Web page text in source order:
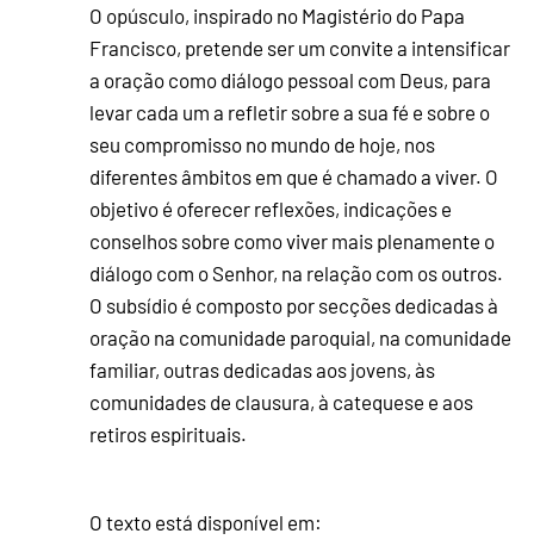
O opúsculo, inspirado no Magistério do Papa
Francisco, pretende ser um convite a intensificar
a oração como diálogo pessoal com Deus, para
levar cada um a refletir sobre a sua fé e sobre o
seu compromisso no mundo de hoje, nos
diferentes âmbitos em que é chamado a viver. O
objetivo é oferecer reflexões, indicações e
conselhos sobre como viver mais plenamente o
diálogo com o Senhor, na relação com os outros.
O subsídio é composto por secções dedicadas à
oração na comunidade paroquial, na comunidade
familiar, outras dedicadas aos jovens, às
comunidades de clausura, à catequese e aos
retiros espirituais.
O texto está disponível em: